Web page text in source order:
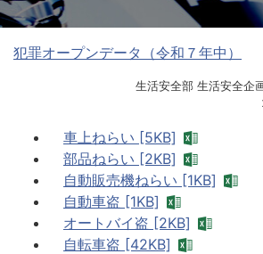
犯罪オープンデータ（令和７年中）
生活安全部 生活安全企
車上ねらい [5KB]
部品ねらい [2KB]
自動販売機ねらい [1KB]
自動車盗 [1KB]
オートバイ盗 [2KB]
自転車盗 [42KB]